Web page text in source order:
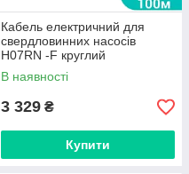
Кабель електричний для
свердловинних насосів
H07RN -F круглий
(3×0.75мм²) 100м DONGYIN
(779932)
В наявності
3 329 ₴
Купити